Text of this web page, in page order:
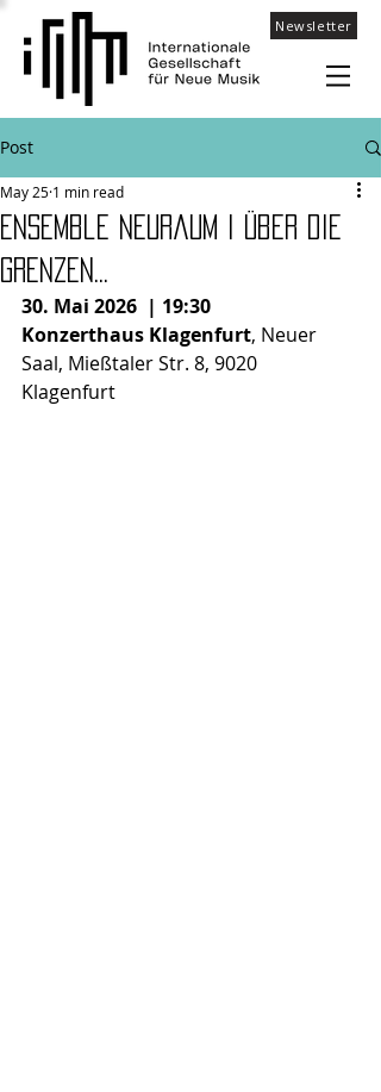
Newsletter
Post
Ensemble NeuRaum I Über die
Grenzen...
May 25 1 min read
30. Mai 2026 | 19:30
Konzerthaus Klagenfurt, Neuer
Saal, Mießtaler Str. 8, 9020
Klagenfurt